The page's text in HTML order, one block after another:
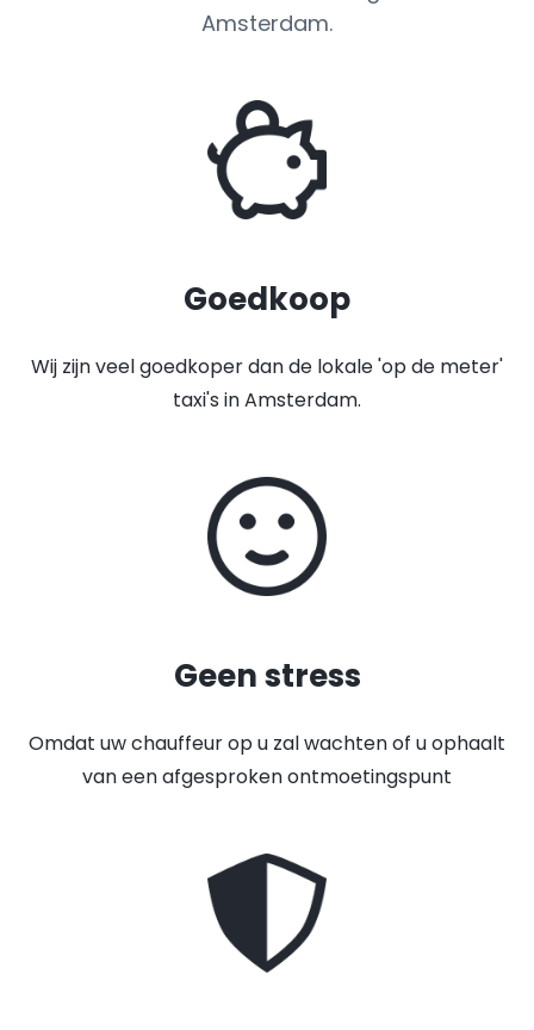
Amsterdam.
Goedkoop
Wij zijn veel goedkoper dan de lokale 'op de meter'
taxi's in Amsterdam.
Geen stress
Omdat uw chauffeur op u zal wachten of u ophaalt
van een afgesproken ontmoetingspunt